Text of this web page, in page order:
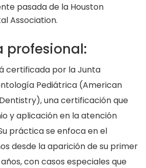
pasada de la Houston
Association.
profesional:
certificada por la Junta
Pediátrica (American
una certificación que
y aplicación en la atención
práctica se enfoca en el
desde la aparición de su primer
con casos especiales que